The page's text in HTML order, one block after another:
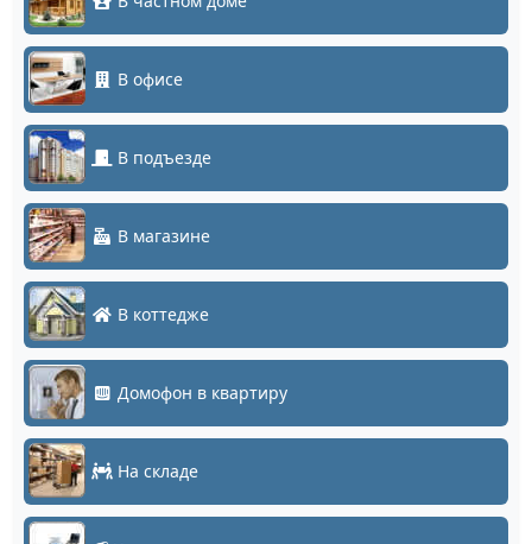
В офисе
В подъезде
В магазине
В коттедже
Домофон в квартиру
На складе